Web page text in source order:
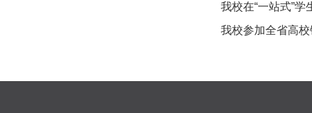
我校在“一站式”
我校参加全省高